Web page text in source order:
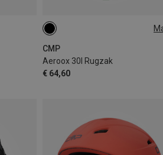
CMP
Aeroox 30l Rugzak
€ 64,60
30L